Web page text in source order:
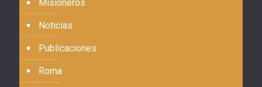
Misioneros
Noticias
Publicaciones
Roma